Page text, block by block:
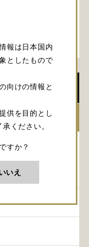
報は日本国内
としたもので
向けの情報と
供を目的とし
ください。
すか？
いえ